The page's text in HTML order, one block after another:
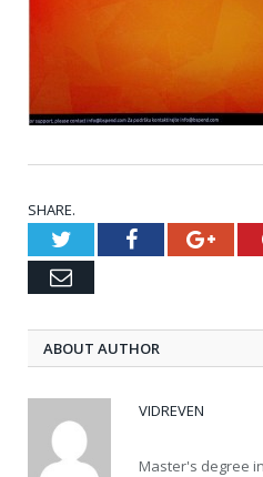
SHARE.
TwitterFacebook
Email
ABOUT AUTHOR
VIDREVEN
Master's degree